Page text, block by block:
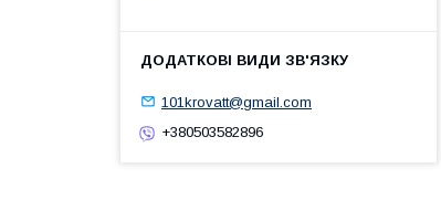
101krovatt@gmail.com
+380503582896